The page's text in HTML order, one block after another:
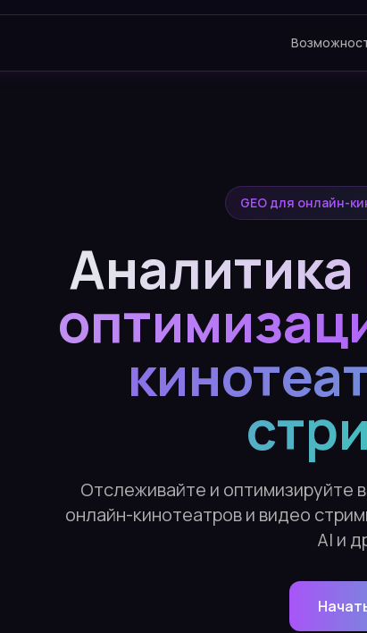
GEO для онлайн-
Отслеживайте и оптимизируйте
онлайн-кинотеатров и видео
AI и